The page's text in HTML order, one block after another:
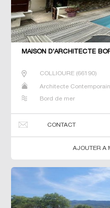
MAISON D'ARCHITECTE
COLLIOURE(66190)
Architecte
Bord de mer
CONTACT
AJOUTER A